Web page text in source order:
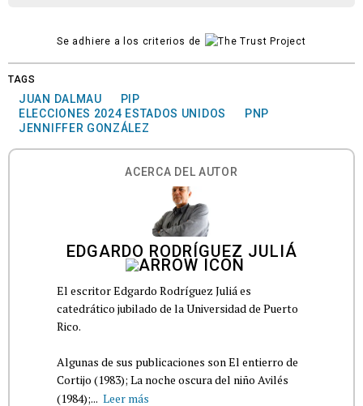
Se adhiere a los criterios de
TAGS
JUAN DALMAU
PIP
ELECCIONES 2024 ESTADOS UNIDOS
PNP
JENNIFFER GONZÁLEZ
ACERCA DEL AUTOR
EDGARDO RODRÍGUEZ JULIÁ
El escritor Edgardo Rodríguez Juliá es
catedrático jubilado de la Universidad de Puerto
Rico.
Algunas de sus publicaciones son El entierro de
Cortijo (1983); La noche oscura del niño Avilés
(1984);... Leer más